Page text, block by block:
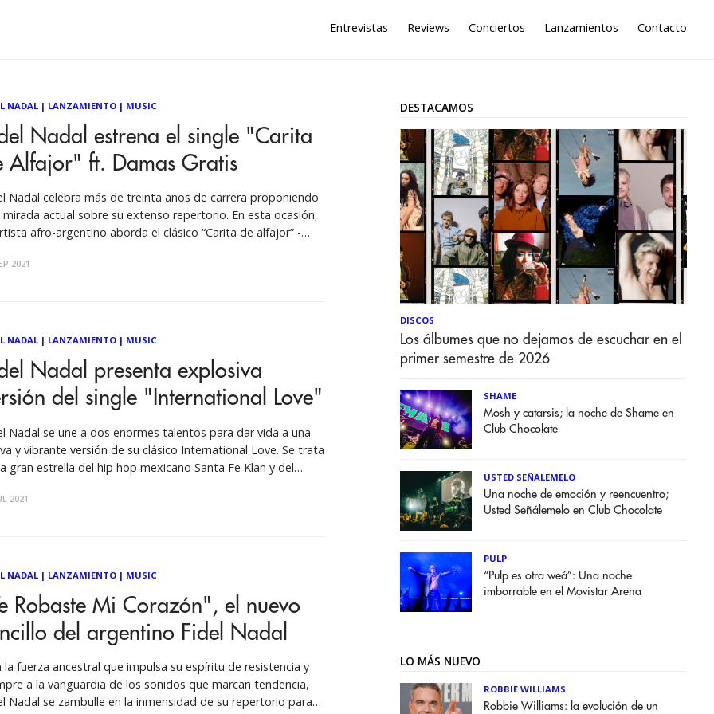
Entrevistas Reviews Conciertos Lanzamientos Contacto
NADAL| LANZAMIENTO| MUSIC
Nadal estrena el single "Carita
Alfajor" ft. Damas Gratis
Nadal celebra más de treinta años de carrera proponiendo
mirada actual sobre su extenso repertorio. En esta ocasión,
afro-argentino aborda el clásico “Carita de alfajor” -
Discos)- junto a Damas Gratis. El resultado de la unión
2021
NADAL| LANZAMIENTO| MUSIC
Nadal presenta explosiva
del single "International Love"
Nadal se une a dos enormes talentos para dar vida a una
y vibrante versión de su clásico International Love. Se trata
gran estrella del hip hop mexicano Santa Fe Klan y del
Juntos, estos tres
2021
NADAL| LANZAMIENTO| MUSIC
Robaste Mi Corazón", el nuevo
del argentino Fidel Nadal
la fuerza ancestral que impulsa su espíritu de resistencia y
a la vanguardia de los sonidos que marcan tendencia,
Nadal se zambulle en la inmensidad de su repertorio para
DESTACAMOS
DISCOS
Los álbumes que no dejamos de escuchar en el
primer semestre de 2026
SHAME
Mosh y catarsis; la noche de Shame en
Club Chocolate
USTED SEÑALEMELO
Una noche de emoción y reencuentro;
Usted Señálemelo en Club Chocolate
PULP
“Pulp es otra weá”: Una noche
imborrable en el Movistar Arena
LO MÁS NUEVO
ROBBIE WILLIAMS
Robbie Williams: la evolución de un